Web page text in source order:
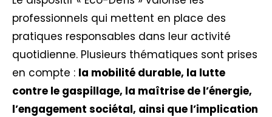
professionnels qui mettent en place des
pratiques responsables dans leur activité
quotidienne. Plusieurs thématiques sont prises
en compte : la mobilité durable, la lutte
contre le gaspillage, la maîtrise de l’énergie,
l’engagement sociétal, ainsi que l’implication